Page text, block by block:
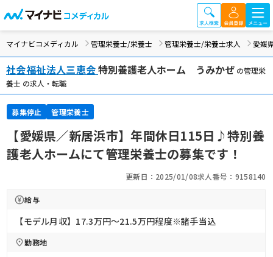
マイナビコメディカル 管理栄養士/栄養士 管理栄養士/栄養士求人 愛媛
社会福祉法人三恵会特別養護老人ホーム うみかぜ の管理栄
養士 の求人・転職
募集停止 管理栄養士
【愛媛県／新居浜市】年間休日115日♪特別養
護老人ホームにて管理栄養士の募集です！
更新日：2025/01/08求人番号：9158140
給与
【モデル月収】17.3万円〜21.5万円程度※諸手当込
勤務地